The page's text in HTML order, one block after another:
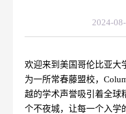
2024-
欢迎来到美国哥伦比亚大
为一所常春藤盟校，
越的学术声誉吸引着全球
个不夜城，让每一个入学